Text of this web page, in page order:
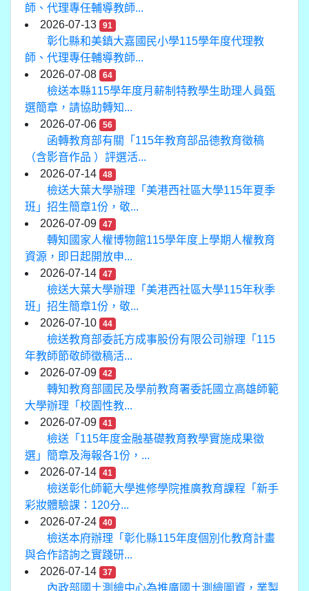
師、代理專任輔導教師...
2026-07-13
91
彰化縣和美鎮大嘉國民小學115學年度代理教
師、代理專任輔導教師...
2026-07-08
64
檢送本縣115學年度月薪制特教學生助理人員甄
選簡章，請協助轉知...
2026-07-06
56
函轉教育部有關「115年教育部品德教育徵稿
（含影音作品 ）評選活...
2026-07-14
48
檢送大葉大學辦理「美港西社區大學115年夏季
班」招生簡章1份，敬...
2026-07-09
47
轉知國家人權博物館115學年度上學期人權教育
資源，即日起開放申...
2026-07-14
47
檢送大葉大學辦理「美港西社區大學115年秋季
班」招生簡章1份，敬...
2026-07-10
44
檢送教育部委託方成事股份有限公司辦理「115
年教師節敬師徵稿活...
2026-07-09
42
轉知教育部國民及學前教育署委託國立高雄師範
大學辦理「校園性教...
2026-07-09
41
檢送「115年度金融基礎教育教學實施成果徵
選」簡章及海報各1份，...
2026-07-14
41
檢送彰化師範大學進修學院推廣教育課程「新手
彩妝體驗課：120分...
2026-07-24
40
檢送本府辦理「彰化縣115年度個別化教育計畫
與合作諮詢之實踐研...
2026-07-14
37
內政部國土測繪中心為推廣國土測繪圖資，業製